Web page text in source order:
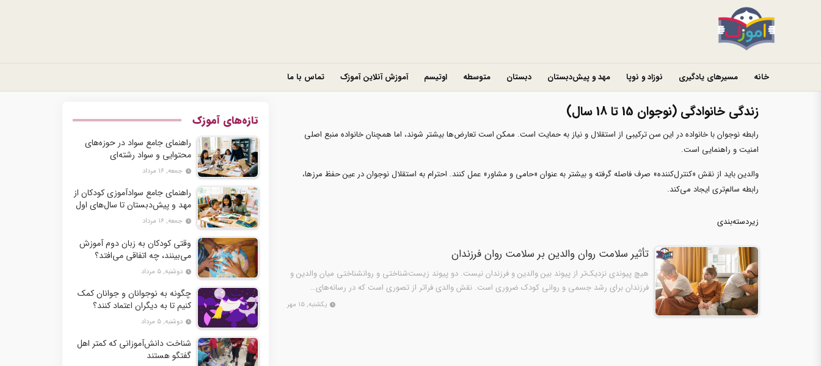
خانه مسیرهای یادگیری نوزاد و نوپا مهد و پیش‌دبستان دبستان متوسطه اوتیسم آموزش آنلاین آموزک تماس با ما
زندگی خانوادگی (نوجوان 15 تا 18 سال)
رابطه نوجوان با خانواده در این سن ترکیبی از استقلال و نیاز به حمایت است. ممکن است تعارض‌ها بیشتر شوند، اما همچنان خانواده منبع اصلی
امنیت و راهنمایی است.
والدین باید از نقش «کنترل‌کننده» صرف فاصله گرفته و بیشتر به عنوان «حامی و مشاور» عمل کنند. احترام به استقلال نوجوان در عین حفظ مرزها،
رابطه سالم‌تری ایجاد می‌کند.
زیردسته‌بندی
تأثیر سلامت روان والدین بر سلامت روان فرزندان
هیچ پیوندی نزدیک‌تر از پیوند بین والدین و فرزندان نیست. دو پیوند زیست‌شناختی و روانشناختی میان والدین و
فرزندان برای رشد جسمی و روانی کودک ضروری است. نقش والدی فراتر از تصوری است که در رسانه‌های…
یکشنبه, ۱۵ مهر
تازه‌های آموزک
راهنمای جامع سواد در حوزه‌های
محتوایی و سواد رشته‌ای
جمعه, ۱۶ مرداد
راهنمای جامع سوادآموزی کودکان از
مهد و پیش‌دبستان تا سال‌های اول
و دوم دبستان
جمعه, ۱۶ مرداد
وقتی کودکان به زبان دوم آموزش
می‌بینند، چه اتفاقی می‌افتد؟
دوشنبه, ۵ مرداد
چگونه به نوجوانان و جوانان کمک
کنیم تا به دیگران اعتماد کنند؟
دوشنبه, ۵ مرداد
شناخت دانش‌آموزانی که کمتر اهل
گفتگو هستند